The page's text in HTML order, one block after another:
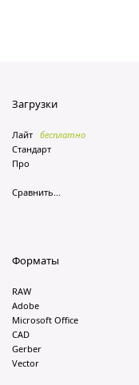
Загрузки
Лайт бесплатно
Стандарт
Про
Сравнить...
Форматы
RAW
Adobe
Microsoft Office
CAD
Gerber
Vector